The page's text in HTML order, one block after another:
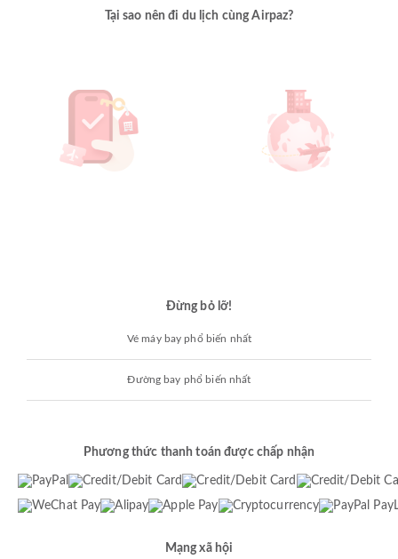
Tại sao nên đi du lịch cùng Airpaz?
Đừng bỏ lỡ!
Vé máy bay phổ biến nhất
Đường bay phổ biến nhất
Phương thức thanh toán được chấp nhận
Mạng xã hội